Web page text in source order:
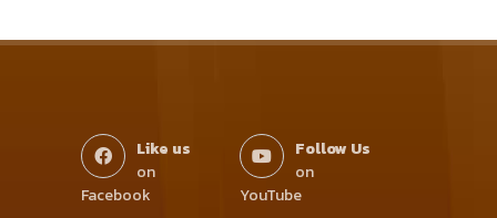
Like us
on
Facebook
Follow Us
on
YouTube